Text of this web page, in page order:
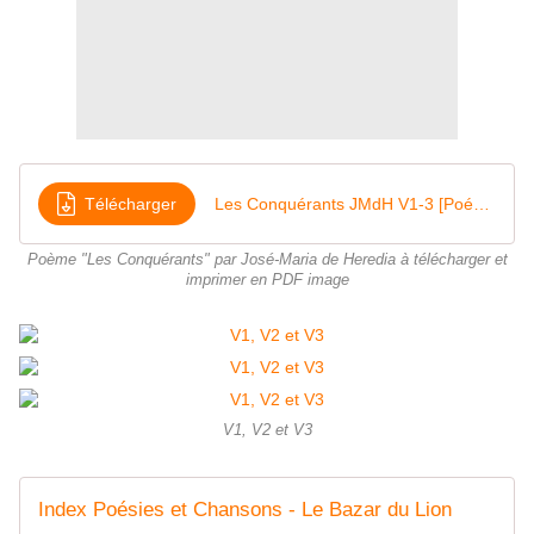
Télécharger
Poème "Les Conquérants" par José-Maria de Heredia à télécharger et
imprimer en PDF image
V1, V2 et V3
Index Poésies et Chansons - Le Bazar du Lion